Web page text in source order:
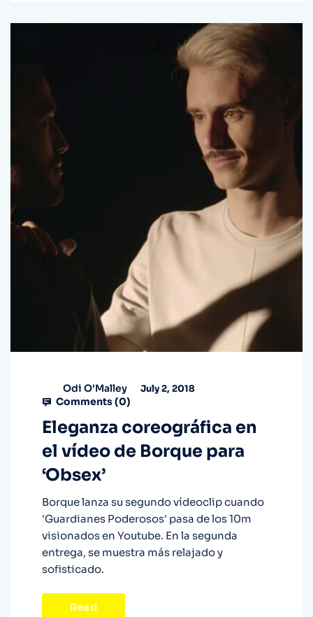
Odi O'Malley July 2, 2018
Comments (0)
Eleganza coreográfica en
el vídeo de Borque para
‘Obsex’
Borque lanza su segundo vídeoclip cuando
'Guardianes Poderosos' pasa de los 10m
visionados en Youtube. En la segunda
entrega, se muestra más relajado y
sofisticado.
Read